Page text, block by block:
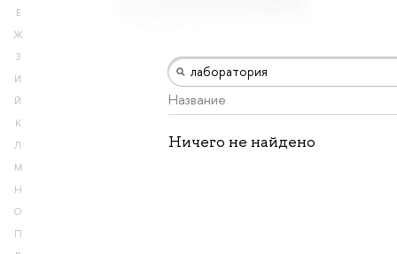
Е
Ж
З
И
Й
К
Л
М
Н
О
П
Название
Ничего не найдено